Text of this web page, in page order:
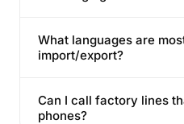
What languages are
import/export?
Can I call factory lines
phones?